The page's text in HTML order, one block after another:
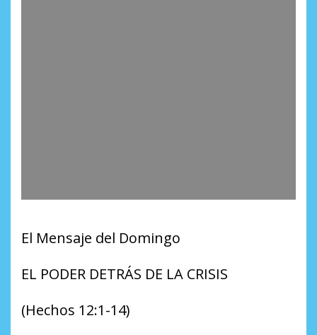
El Mensaje del Domingo
EL PODER DETRÁS DE LA CRISIS
(Hechos 12:1-14)